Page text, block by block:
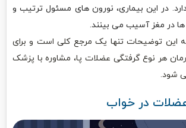
در این بیماری، نورون های مسئول ترتیب و
در مغز آسیب می بینند.
این توضیحات تنها یک مرجع کلی است و برای
هر نوع گرفتگی عضلات پا، مشاوره با پزشک
شود.
در خواب